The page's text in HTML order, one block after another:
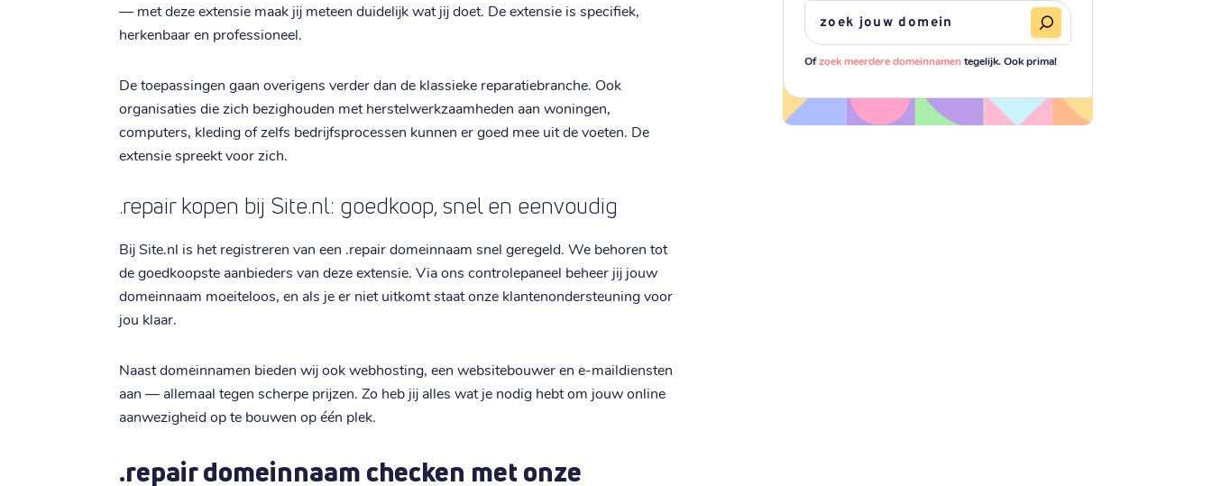
— met deze extensie maak jij meteen duidelijk wat jij doet. De extensie is specifiek,
herkenbaar en professioneel.
De toepassingen gaan overigens verder dan de klassieke reparatiebranche. Ook
organisaties die zich bezighouden met herstelwerkzaamheden aan woningen,
computers, kleding of zelfs bedrijfsprocessen kunnen er goed mee uit de voeten. De
extensie spreekt voor zich.
.repair kopen bij Site.nl: goedkoop, snel en eenvoudig
Bij Site.nl is het registreren van een .repair domeinnaam snel geregeld. We behoren tot
de goedkoopste aanbieders van deze extensie. Via ons controlepaneel beheer jij jouw
domeinnaam moeiteloos, en als je er niet uitkomt staat onze klantenondersteuning voor
jou klaar.
Naast domeinnamen bieden wij ook webhosting, een websitebouwer en e-maildiensten
aan — allemaal tegen scherpe prijzen. Zo heb jij alles wat je nodig hebt om jouw online
aanwezigheid op te bouwen op één plek.
.repair domeinnaam checken met onze
Ofzoek meerdere domeinnamentegelijk. Ook prima!